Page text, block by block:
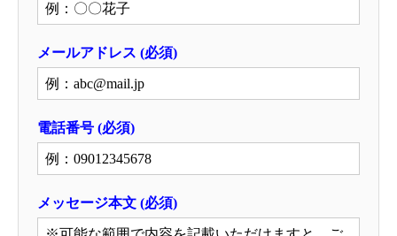
メールアドレス (必須)
電話番号 (必須)
メッセージ本文 (必須)